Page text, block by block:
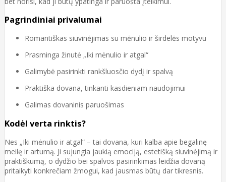
Pagrindiniai privalumai
Romantiškas siuvinėjimas su mėnulio ir širdelės motyvu
Prasminga žinutė „Iki mėnulio ir atgal“
Galimybė pasirinkti rankšluosčio dydį ir spalvą
Praktiška dovana, tinkanti kasdieniam naudojimui
Galimas dovaninis paruošimas
Kodėl verta rinktis?
Nes „Iki mėnulio ir atgal“ – tai dovana, kuri kalba apie begalinę
meilę ir artumą. Ji sujungia jaukią emociją, estetišką siuvinėjimą ir
praktiškumą, o dydžio bei spalvos pasirinkimas leidžia dovaną
pritaikyti konkrečiam žmogui, kad jausmas būtų dar tikresnis.